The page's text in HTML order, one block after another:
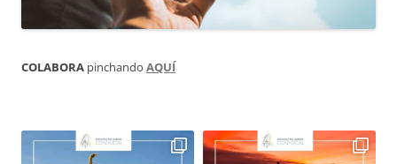
COLABORA pinchando AQUÍ